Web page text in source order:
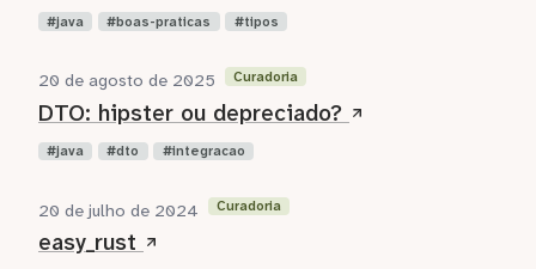
java boas-praticas tipos
20 de agosto de 2025 Curadoria
DTO: hipster ou depreciado?
java dto integracao
20 de julho de 2024 Curadoria
easy_rust